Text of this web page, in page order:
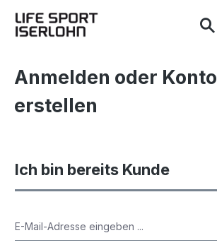
springen
Anmelden oder Konto
erstellen
Ich bin bereits Kunde